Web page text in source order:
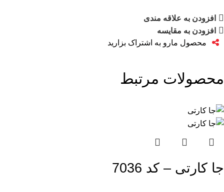
افزودن به علاقه مندی
افزودن به مقایسه
محصول مارو به اشتراک بزارید
محصولات مرتبط
جا کارتی – کد 7036